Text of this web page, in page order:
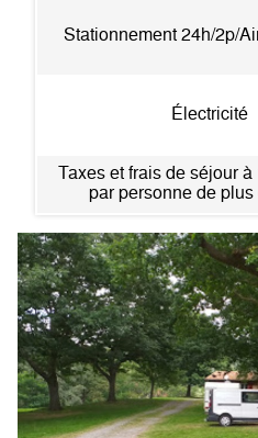
Stationnement 24h/2p/
Électricité
Taxes et frais de séjour
par personne de